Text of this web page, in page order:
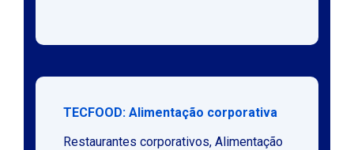
TECFOOD: Alimentação corporativa
Restaurantes corporativos, Alimentação